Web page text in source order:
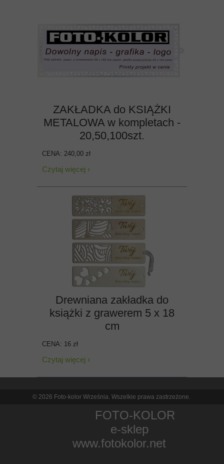
ZAKŁADKA do KSIĄŻKI
METALOWA w kompletach -
20,50,100szt.
CENA: 240,00 zł
Czytaj więcej ›
Drewniana zakładka do
książki z grawerem 5 x 18
cm
CENA: 16 zł
Czytaj więcej ›
FOTO-KOLOR
e-sklep
www.fotokolor.net
© 2026 Foto-kolor Września. Wszelkie prawa zastrzeżone.